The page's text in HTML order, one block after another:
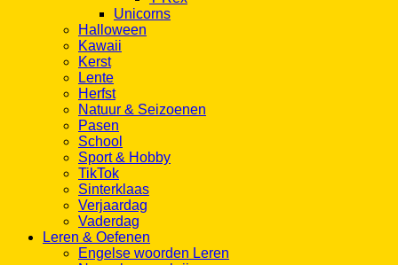
Unicorns
Halloween
Kawaii
Kerst
Lente
Herfst
Natuur & Seizoenen
Pasen
School
Sport & Hobby
TikTok
Sinterklaas
Verjaardag
Vaderdag
Leren & Oefenen
Engelse woorden Leren